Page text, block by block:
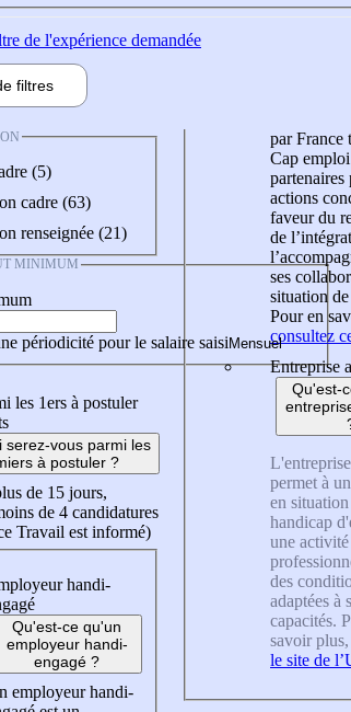
de l'expérience demandée
filtres
(5)
cadre (63)
renseignée (21)
MINIMUM
périodicité pour le salaire saisi
les 1ers à postuler
serez-vous parmi les
à postuler ?
de 15 jours,
de 4 candidatures
Travail est informé)
handi-
Qu'est-ce qu'un
employeur handi-
engagé ?
employeur handi-
par France
Cap emploi
partenaires
actions
faveur du
de
ses
situation
Pour en
consultez
Entreprise
Qu'est-
permet à
en
handicap
une activité
des
adaptées à
capacités.
savoir plus,
le site de